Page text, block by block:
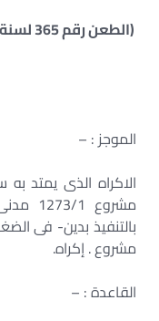
الموجز : –
الاكراه الذى يمتد
بالتنفيذ بدين- فى
مشروع . إكراه.
القاعدة : –